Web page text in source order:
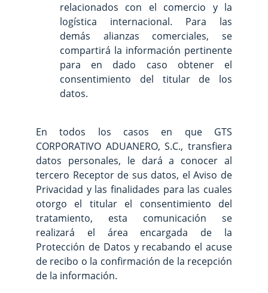
relacionados con el comercio y la
logística internacional. Para las
demás alianzas comerciales, se
compartirá la información pertinente
para en dado caso obtener el
consentimiento del titular de los
datos.
En todos los casos en que GTS
CORPORATIVO ADUANERO, S.C., transfiera
datos personales, le dará a conocer al
tercero Receptor de sus datos, el Aviso de
Privacidad y las finalidades para las cuales
otorgo el titular el consentimiento del
tratamiento, esta comunicación se
realizará el área encargada de la
Protección de Datos y recabando el acuse
de recibo o la confirmación de la recepción
de la información.